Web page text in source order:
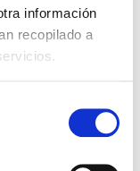
información
recopilado a
hay que
para la
comunicación